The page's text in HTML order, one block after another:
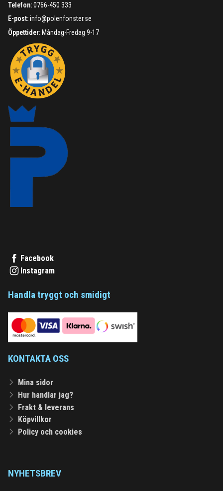
Telefon:0766-450 333
E-post:info@polenfonster.se
Öppettider: Måndag-Fredag 9-17
Facebook
Instagram
Handla tryggt och smidigt
KONTAKTA OSS
Mina sidor
Hur handlar jag?
Frakt & leverans
Köpvillkor
Policy och cookies
NYHETSBREV